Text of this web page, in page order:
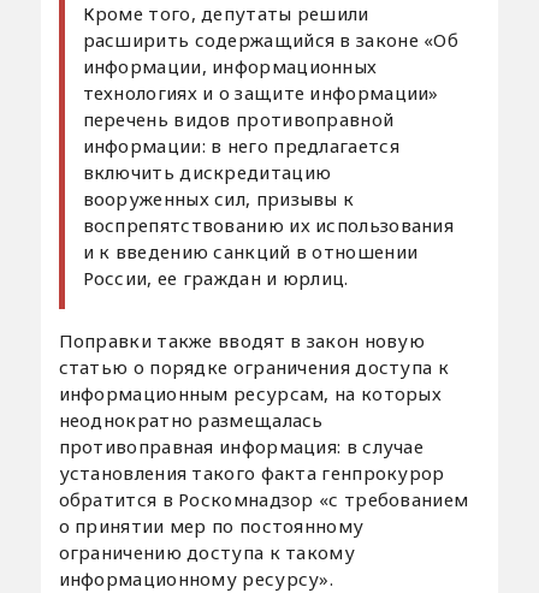
Кроме того, депутаты решили
расширить содержащийся в законе «Об
информации, информационных
технологиях и о защите информации»
перечень видов противоправной
информации: в него предлагается
включить дискредитацию
вооруженных сил, призывы к
воспрепятствованию их использования
и к введению санкций в отношении
России, ее граждан и юрлиц.
Поправки также вводят в закон новую
статью о порядке ограничения доступа к
информационным ресурсам, на которых
неоднократно размещалась
противоправная информация: в случае
установления такого факта генпрокурор
обратится в Роскомнадзор «с требованием
о принятии мер по постоянному
ограничению доступа к такому
информационному ресурсу».